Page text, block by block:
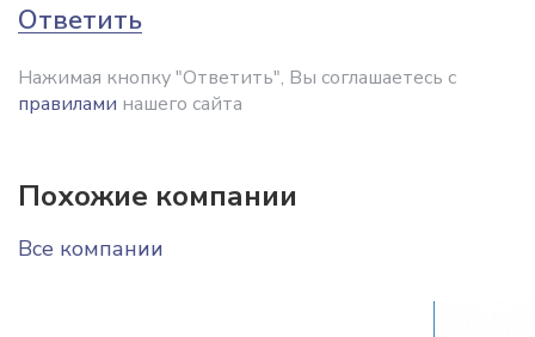
Ответить
Нажимая кнопку "Ответить", Вы соглашаетесь с
правилами нашего сайта
Похожие компании
Все компании